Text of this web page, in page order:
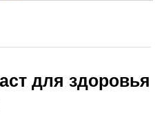
для здоровья